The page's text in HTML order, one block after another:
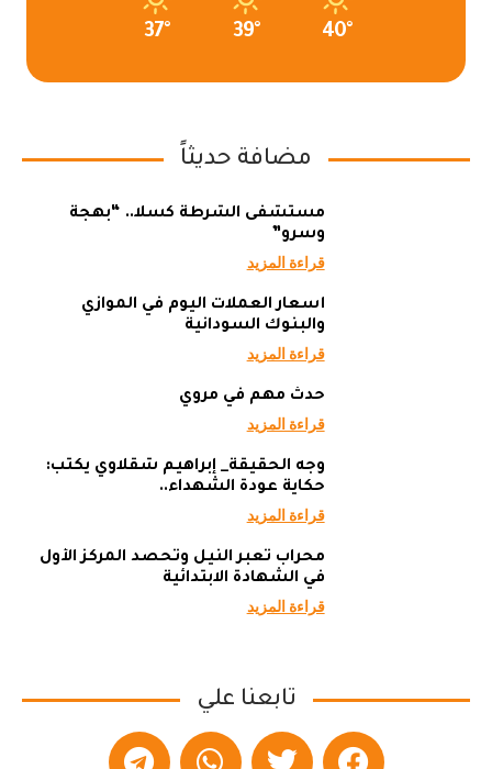
40°
39°
37°
مضافة حديثاً
مستشفى الشرطة كسلا.. “بهجة
وسرو”
قراءة المزيد
أسعار العملات اليوم في الموازي
والبنوك السودانية
قراءة المزيد
حدث مهم في مروي
قراءة المزيد
وجه الحقيقة_ إبراهيم شقلاوي يكتب:
حكاية عودة الشهداء..
قراءة المزيد
محراب تعبر النيل وتحصد المركز الأول
في الشهادة الابتدائية
قراءة المزيد
تابعنا علي